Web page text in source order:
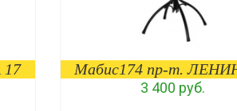
Мабис174 пр-т.
3 400 руб.